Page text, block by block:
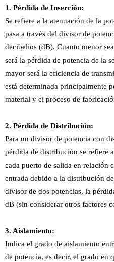
1. Pérdida de Inserción:
Se refiere a la atenuación de la
pasa a través del divisor de
decibelios (dB). Cuanto menor
será la pérdida de potencia de la
mayor será la eficiencia de
está determinada principalmente
material y el proceso de
2. Pérdida de Distribución:
Para un divisor de potencia con
pérdida de distribución se refiere
cada puerto de salida en relación
entrada debido a la distribución
divisor de dos potencias, la
dB (sin considerar otros factores
3. Aislamiento:
Indica el grado de aislamiento
de potencia, es decir, el grado en